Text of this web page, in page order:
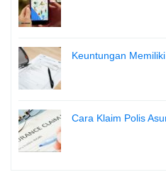
Keuntungan
Cara Klaim Polis